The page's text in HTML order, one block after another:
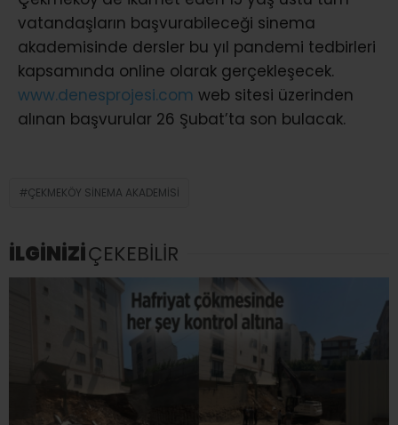
vatandaşların başvurabileceği sinema
akademisinde dersler bu yıl pandemi tedbirleri
kapsamında online olarak gerçekleşecek.
www.denesprojesi.com web sitesi üzerinden
alınan başvurular 26 Şubat’ta son bulacak.
ÇEKMEKÖY SINEMA AKADEMISI
İLGİNİZİÇEKEBİLİR